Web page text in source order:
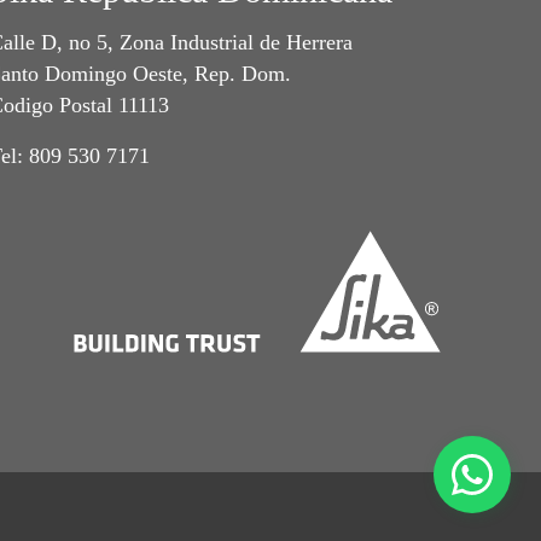
D, no 5, Zona Industrial de Herrera
Domingo Oeste, Rep. Dom.
Postal 11113
809 530 7171